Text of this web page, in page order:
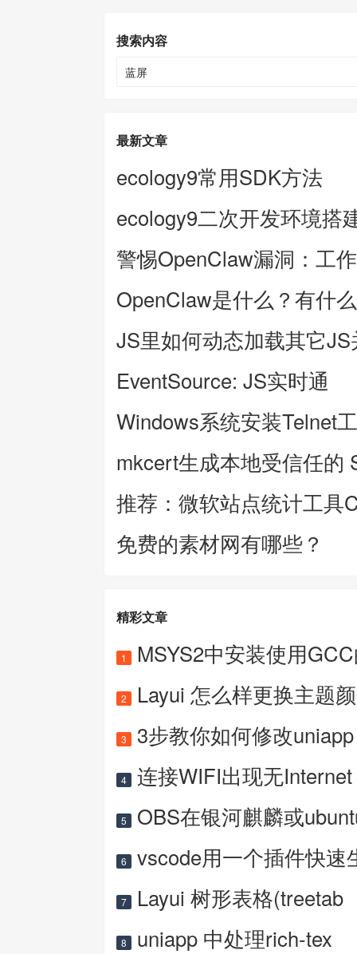
搜索内容
最新文章
ecology9常用SDK方法
ecology9二次开发环境搭
警惕OpenClaw漏洞：工
OpenClaw是什么？有什
JS里如何动态加载其它
EventSource: JS实时通
Windows系统安装Telnet工
mkcert生成本地受信任的
推荐：微软站点统计工具
免费的素材网有哪些？
精彩文章
1 MSYS2中安装使用
2 Layui 怎么样更换主题
3 3步教你如何修改
4 连接WIFI出现无Internet
5 OBS在银河麒麟或
6 vscode用一个插件快速
7 Layui 树形表格(treetab
8 uniapp 中处理rich-tex